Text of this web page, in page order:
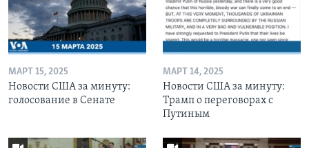
МАРТ 15, 2025
Новости США за минуту:
голосование в Сенате
МАРТ 14, 2025
Новости США за минуту:
Трамп о переговорах с
Путиным